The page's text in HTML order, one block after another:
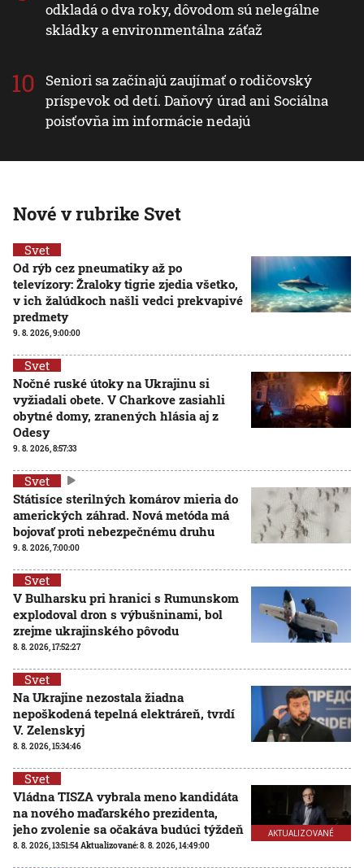
odkladá o dva roky, dôvodom sú nelegálne
skládky a environmentálna záťaž
Seniori sa začínajú zaujímať o rodičovský
príspevok od detí. Daňový úrad ani Sociálna
poisťovňa im informácie nedajú
Nové v rubrike Svet
Svet
Od rýb cez pneumatiky až po
televízory: Žraloky tigrie zjedia všetko,
v ich žalúdkoch našli vedci prekvapivé
predmety
9. 8. 2026, 9:00:00
Svet
Nočné ruské útoky na Ukrajinu si
vyžiadali obete. V Charkove zasiahli
obytné domy, zranených hlásia aj z
Odesy
9. 8. 2026, 8:57:33
Svet
Státisíce sterilných komárov mieria do
amerických záhrad. Nová metóda má
bojovať proti nebezpečnému druhu
9. 8. 2026, 7:00:00
Svet
V Bulharsku pri hranici s Rumunskom
explodoval dron s výbušninami, bol
zrejme ukrajinského pôvodu
8. 8. 2026, 17:52:27
Svet
Na Ukrajine nezostala žiadna
nepoškodená tepelná elektráreň, tvrdí
V. Zelenskyj
8. 8. 2026, 15:34:46
AKTUALIZOVANÉ
Svet
Vládna TISZA vybrala meno kandidáta
na nového maďarského prezidenta,
jeho zvolenie sa očakáva budúci týždeň
8. 8. 2026, 13:51:54Aktualizované:8. 8. 2026, 14:49:00